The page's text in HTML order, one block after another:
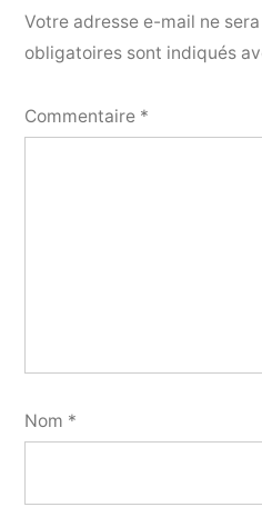
Votre adresse e-mail ne
obligatoires sont indiqués
Commentaire *
Nom *